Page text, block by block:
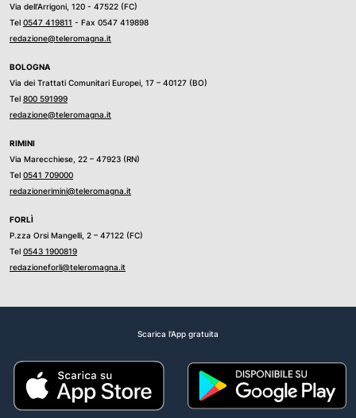
Via dell’Arrigoni, 120 - 47522 (FC)
Tel 0547 419811 - Fax 0547 419898
redazione@teleromagna.it
BOLOGNA
Via dei Trattati Comunitari Europei, 17 – 40127 (BO)
Tel 800 591999
redazione@teleromagna.it
RIMINI
Via Marecchiese, 22 – 47923 (RN)
Tel 0541 709000
redazionerimini@teleromagna.it
FORLÌ
P.zza Orsi Mangelli, 2 – 47122 (FC)
Tel 0543 1900819
redazioneforli@teleromagna.it
Scarica l'App gratuita